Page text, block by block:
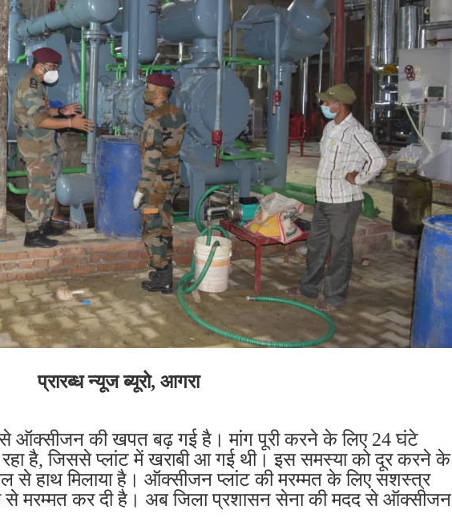
प्रारब्ध न्यूज ब्यूरो, आगरा
ऑक्सीजन की खपत बढ़ गई है। मांग पूरी करने के लिए 24 घंटे
है, जिससे प्लांट में खराबी आ गई थी। इस समस्या को दूर करने के
से हाथ मिलाया है। ऑक्सीजन प्लांट की मरम्मत के लिए सशस्त्र
मरम्मत कर दी है। अब जिला प्रशासन सेना की मदद से ऑक्सीजन